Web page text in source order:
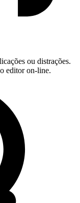
ou distrações.
editor on-line.